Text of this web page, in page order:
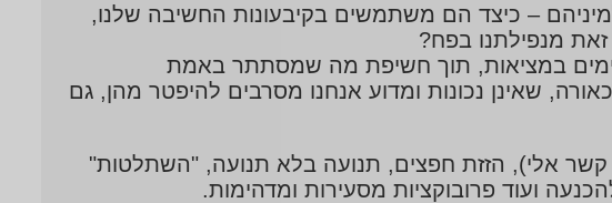
– כיצד הם משתמשים בקיבעונות החשיבה שלנו,
זאת מנפילתנו בפח?
במציאות, תוך חשיפת מה שמסתתר באמת
ושברם – מבוסס גם על ספרי – "אז זהו שלא" – 750 אמיתות לכאורה, שאינן נכונות ומדוע אנחנו מסרבים להיפטר מהן, גם
אלי), הזזת חפצים, תנועה בלא תנועה, "השתלטות"
ועוד פרובוקציות מסעירות ומדהימות.